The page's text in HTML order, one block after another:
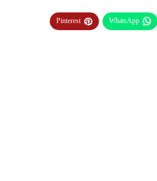
WhatsApp
Pinterest